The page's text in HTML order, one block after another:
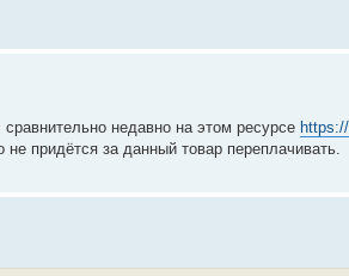
недавно на этом ресурсе
придётся за данный товар переплачивать.